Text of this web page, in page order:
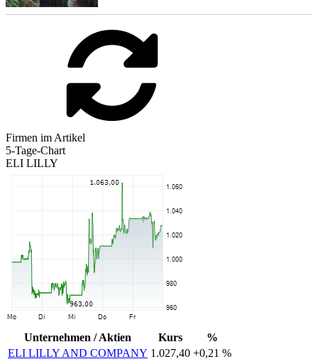
Firmen im Artikel
5-Tage-Chart
ELI LILLY
Unternehmen / Aktien Kurs
%
ELI LILLY AND COMPANY 1.027,40 +0,21 %